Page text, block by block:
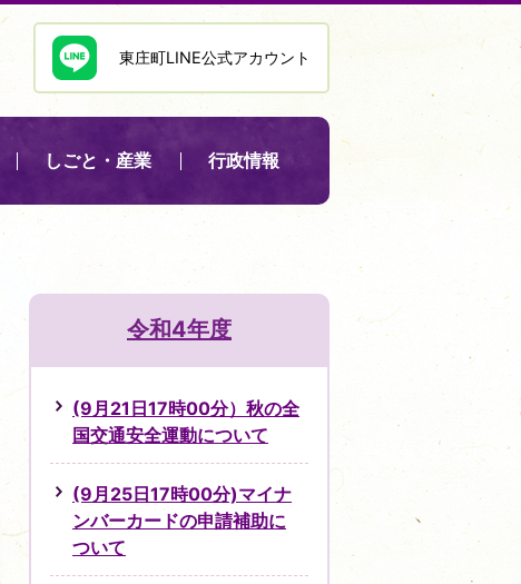
東庄町LINE公式アカウント
しごと・産業 行政情報
令和4年度
(9月21日17時00分）秋の全
国交通安全運動について
(9月25日17時00分)マイナ
ンバーカードの申請補助に
ついて